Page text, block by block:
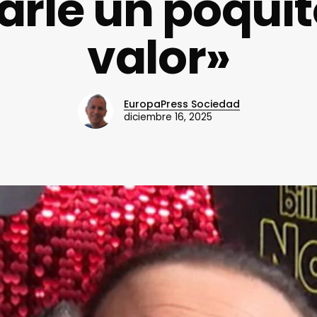
valor»
EuropaPress Sociedad
diciembre 16, 2025